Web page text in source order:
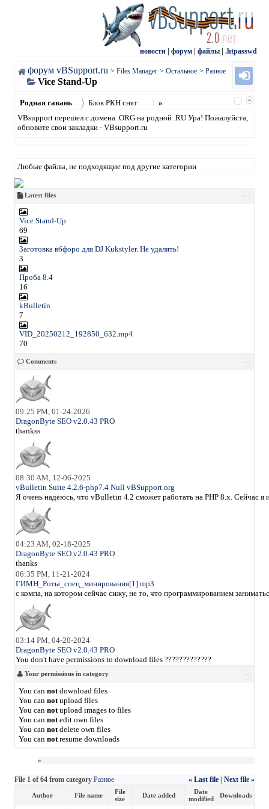
новости форум файлы .htpasswd
форум vBSupport.ru > Files Manager > Остальное > Разное
Vice Stand-Up
Родная гавань Блок РКН снят
»
VBsupport перешел с домена .ORG на родной .RU Ура! Пожалуйста,
обновите свои закладки - VBsupport.ru
Любые файлы, не подходящие под другие категории
Latest files
Vice Stand-Up
69
Заготовка вбфоро для DJ Kukstyler. Не удалять!
3
Проба 8.4
16
kBulletin
7
VID_20250212_192850_632.mp4
70
Comments
09:25 PM, 01-24-2026
DragonByte SEO v2.0.43 PRO
thankss
08:30 AM, 12-06-2025
vBulletin Suite 4.2.6-php7.4 Null vBSupport.org
Я очень надеюсь, что vBulletin 4.2 сможет работать на PHP 8.x. Сейчас
04:23 AM, 02-18-2025
DragonByte SEO v2.0.43 PRO
thanks
06:35 PM, 11-21-2024
ГИМН_Роты_спец_минирования[1].mp3
с компа, на котором сейчас сижу, не то, что программированием
03:14 PM, 04-20-2024
DragonByte SEO v2.0.43 PRO
You don't have permissions to download files ?????????????
Your permissions in category
You can notdownload files
You can notupload files
You can notupload images to files
You can notedit own files
You can notdelete own files
You can notresume downloads
»
« Last file | Next file »
File 1 of 64 from category Разное
Author File name
File
size
Date added
Date
modified
Downloads